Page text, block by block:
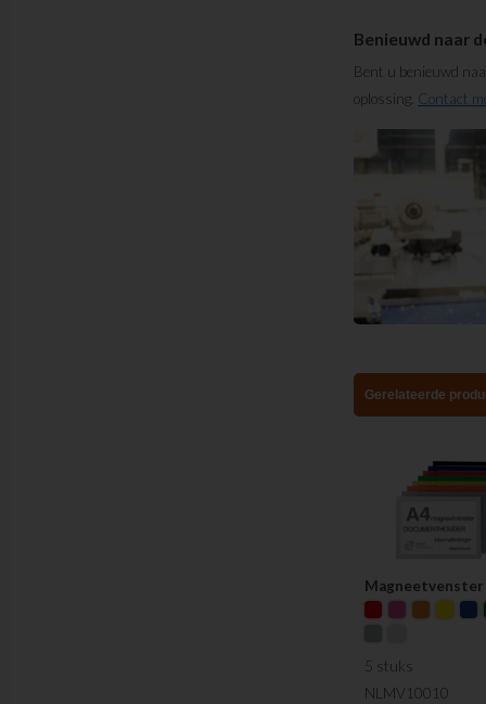
Benieuwd naar
Bent u benieuwd
oplossing. Contact
Gerelateerde
Magneetvenster
5 stuks
NLMV10010